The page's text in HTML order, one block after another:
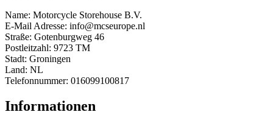
Name: Motorcycle Storehouse B.V.
E-Mail Adresse: info@mcseurope.nl
Straße: Gotenburgweg 46
Postleitzahl: 9723 TM
Stadt: Groningen
Land: NL
Telefonnummer: 016099100817
Informationen